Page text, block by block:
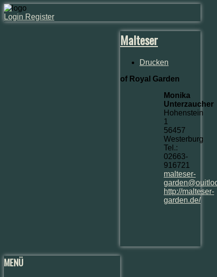
Login Register
Malteser
Drucken
of Royal Garden
Monika
Unterzaucher
Hohenstein
1
56457
Westerburg
Tel.:
02663-
916721
malteser-
http://malteser-
garden.de/
MENÜ